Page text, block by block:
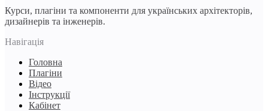
Курси, плагіни та компоненти для українських архітекторів,
дизайнерів та інженерів.
Навігація
Головна
Плагіни
Відео
Інструкції
Кабінет